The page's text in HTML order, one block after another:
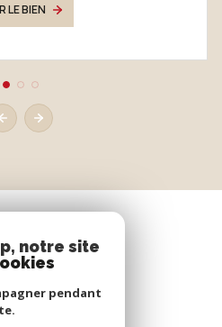
LE BIEN
notre site
pendant